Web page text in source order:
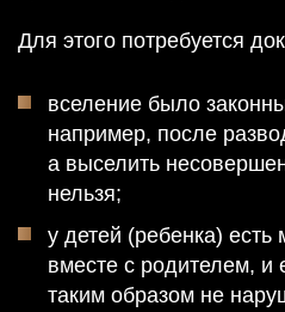
Для этого потребуется
вселение было
например, после
а выселить
нельзя;
у детей (ребенка) есть
вместе с родителем, и
таким образом не